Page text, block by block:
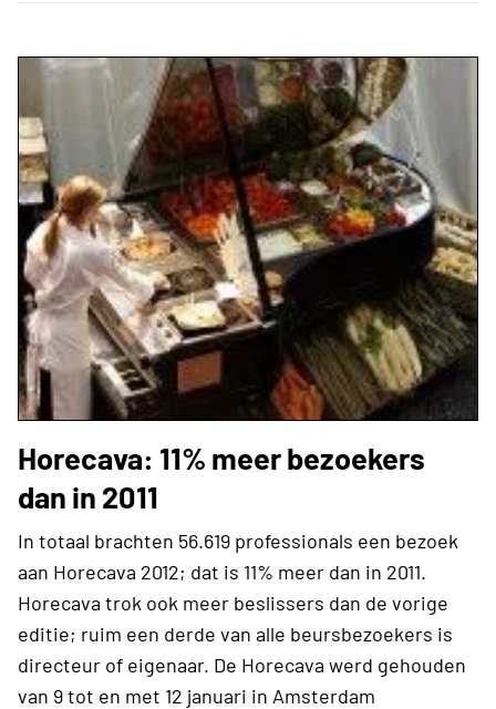
Horecava: 11% meer bezoekers
dan in 2011
In totaal brachten 56.619 professionals een bezoek
aan Horecava 2012; dat is 11% meer dan in 2011.
Horecava trok ook meer beslissers dan de vorige
editie; ruim een derde van alle beursbezoekers is
directeur of eigenaar. De Horecava werd gehouden
van 9 tot en met 12 januari in Amsterdam